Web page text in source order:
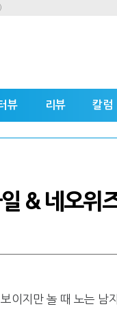
뷰 리뷰 칼럼
& 네오위
이지만 놀 때 노는 남